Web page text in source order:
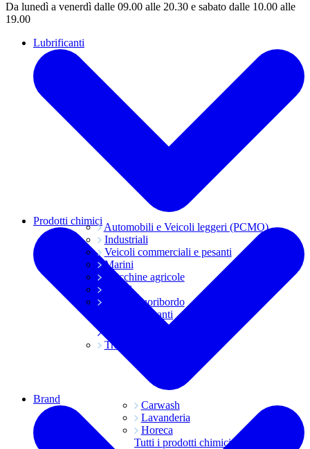
Da lunedì a venerdì dalle 09.00 alle 20.30 e sabato dalle 10.00 alle
19.00
Lubrificanti
Automobili e Veicoli leggeri (PCMO)
Industriali
Veicoli commerciali e pesanti
Marini
Macchine agricole
Grassi
Moto e fuoribordo
Tutti i lubrificanti
Trasmissioni
Prodotti chimici
Carwash
Lavanderia
Horeca
Tutti i prodotti chimici
Brand